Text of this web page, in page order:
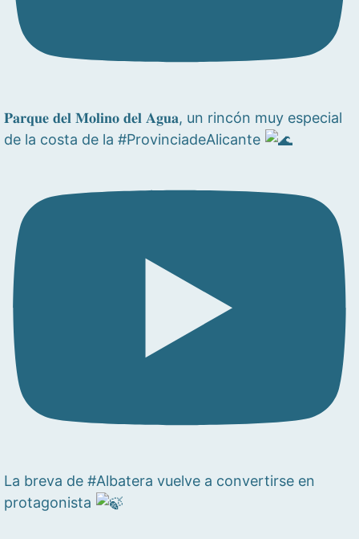
𝐏𝐚𝐫𝐪𝐮𝐞 𝐝𝐞𝐥 𝐌𝐨𝐥𝐢𝐧𝐨 𝐝𝐞𝐥 𝐀𝐠𝐮𝐚, un rincón muy especial
de la costa de la #ProvinciadeAlicante
La breva de #Albatera vuelve a convertirse en
protagonista